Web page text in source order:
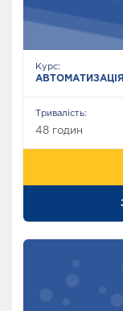
Курс:
Тривалість:
48 годин